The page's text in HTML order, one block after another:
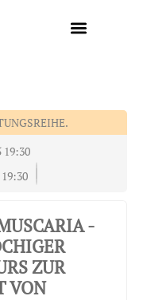
19:30
-
ZUR
VON